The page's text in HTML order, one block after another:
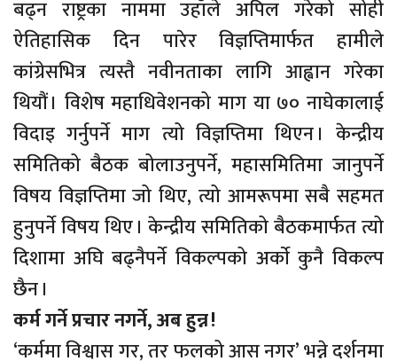
बढ्न राष्ट्रका नाममा उहाँले अपिल गरेको सोही
ऐतिहासिक दिन पारेर विज्ञप्तिमार्फत हामीले
कांग्रेसभित्र त्यस्तै नवीनताका लागि आह्वान गरेका
थियौं । विशेष महाधिवेशनको माग या ७० नाघेकालाई
विदाइ गर्नुपर्ने माग त्यो विज्ञप्तिमा थिएन । केन्द्रीय
समितिको बैठक बोलाउनुपर्ने, महासमितिमा जानुपर्ने
विषय विज्ञप्तिमा जो थिए, त्यो आमरूपमा सबै सहमत
हुनुपर्ने विषय थिए । केन्द्रीय समितिको बैठकमार्फत त्यो
दिशामा अघि बढ्नैपर्ने विकल्पको अर्काे कुनै विकल्प
छैन ।
कर्म गर्ने प्रचार नगर्ने, अब हुन्न !
‘कर्ममा विश्वास गर, तर फलको आस नगर’ भन्ने दर्शनमा